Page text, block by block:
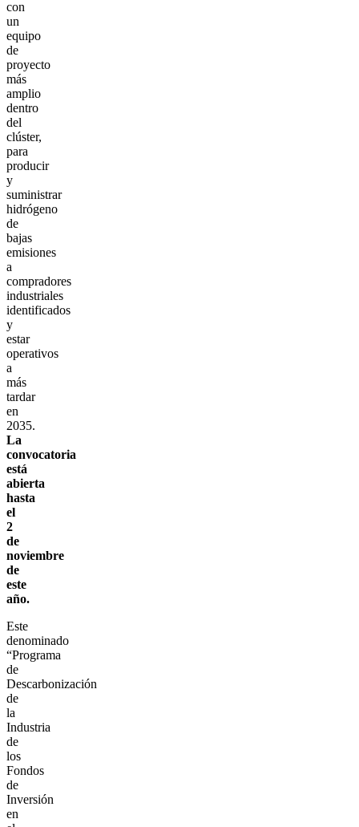
con
un
equipo
de
proyecto
más
amplio
dentro
del
clúster,
para
producir
y
suministrar
hidrógeno
de
bajas
emisiones
a
compradores
industriales
identificados
y
estar
operativos
a
más
tardar
en
2035.
La
convocatoria
está
abierta
hasta
el
2
de
noviembre
de
este
año.
Este
denominado
“Programa
de
Descarbonización
de
la
Industria
de
los
Fondos
de
Inversión
en